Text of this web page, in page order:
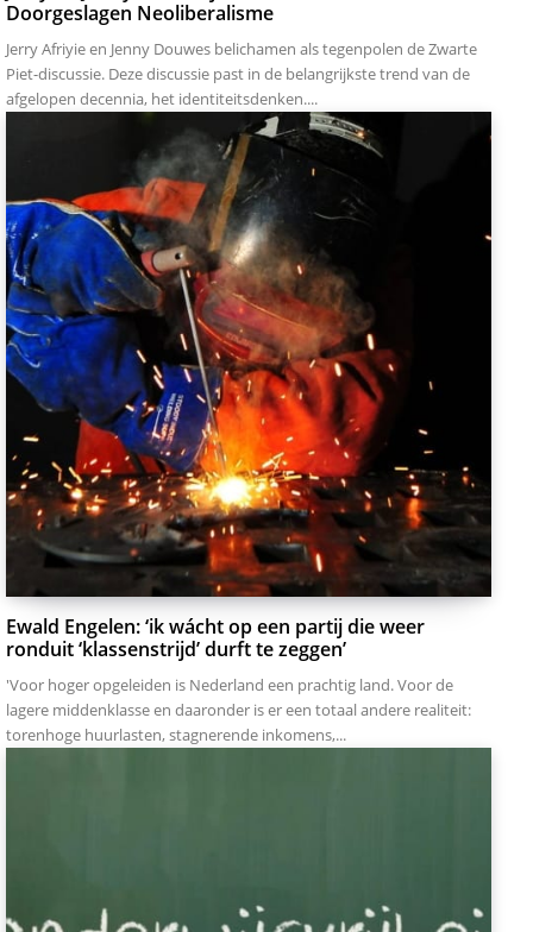
Doorgeslagen Neoliberalisme
Jerry Afriyie en Jenny Douwes belichamen als tegenpolen de Zwarte
Piet-discussie. Deze discussie past in de belangrijkste trend van de
afgelopen decennia, het identiteitsdenken....
Ewald Engelen: ‘ik wácht op een partij die weer
ronduit ‘klassenstrijd’ durft te zeggen’
'Voor hoger opgeleiden is Nederland een prachtig land. Voor de
lagere middenklasse en daaronder is er een totaal andere realiteit:
torenhoge huurlasten, stagnerende inkomens,...